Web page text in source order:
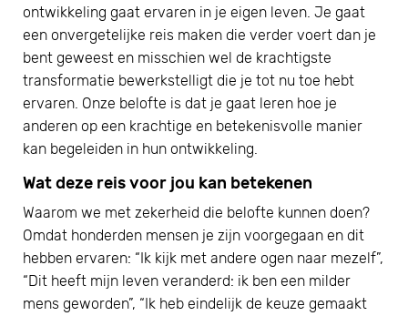
ontwikkeling gaat ervaren in je eigen leven. Je gaat
een onvergetelijke reis maken die verder voert dan je
bent geweest en misschien wel de krachtigste
transformatie bewerkstelligt die je tot nu toe hebt
ervaren. Onze belofte is dat je gaat leren hoe je
anderen op een krachtige en betekenisvolle manier
kan begeleiden in hun ontwikkeling.
Wat deze reis voor jou kan betekenen
Waarom we met zekerheid die belofte kunnen doen?
Omdat honderden mensen je zijn voorgegaan en dit
hebben ervaren: “Ik kijk met andere ogen naar mezelf”,
“Dit heeft mijn leven veranderd: ik ben een milder
mens geworden”, “Ik heb eindelijk de keuze gemaakt